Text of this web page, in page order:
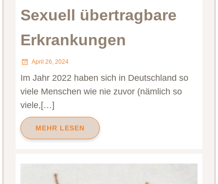
Sexuell übertragbare
Erkrankungen
April 26, 2024
Im Jahr 2022 haben sich in Deutschland so
viele Menschen wie nie zuvor (nämlich so
viele,[…]
MEHR LESEN